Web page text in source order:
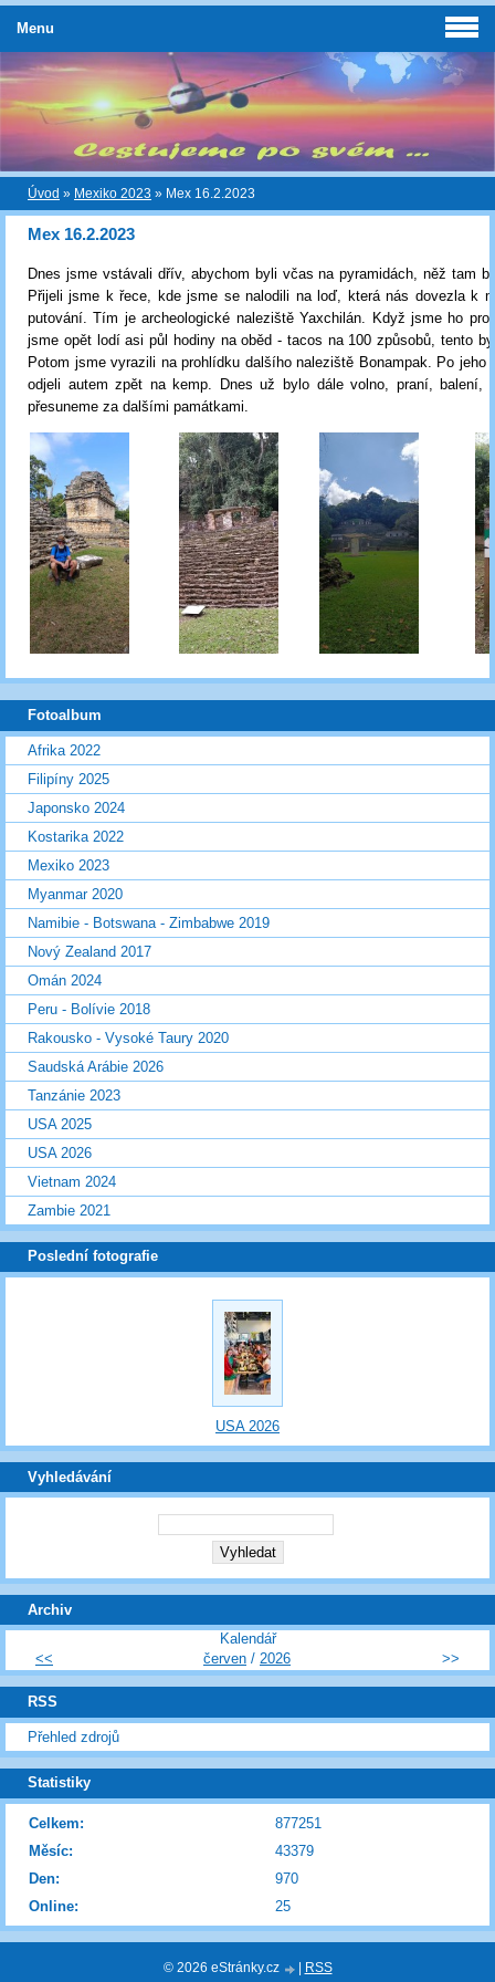
Úvod » Mexiko 2023 » Mex 16.2.2023
Mex 16.2.2023
Dnes jsme vstávali dřív, abychom byli včas na pyramidách, něž tam
Přijeli jsme k řece, kde jsme se nalodili na loď, která nás dovezla k
putování. Tím je archeologické naleziště Yaxchilán. Když jsme ho
jsme opět lodí asi půl hodiny na oběd - tacos na 100 způsobů, tento
Potom jsme vyrazili na prohlídku dalšího naleziště Bonampak. Po jeho
odjeli autem zpět na kemp. Dnes už bylo dále volno, praní, balení,
přesuneme za dalšími památkami.
Menu
Fotoalbum
Afrika 2022
Filipíny 2025
Japonsko 2024
Kostarika 2022
Mexiko 2023
Myanmar 2020
Namibie - Botswana - Zimbabwe 2019
Nový Zealand 2017
Omán 2024
Peru - Bolívie 2018
Rakousko - Vysoké Taury 2020
Saudská Arábie 2026
Tanzánie 2023
USA 2025
USA 2026
Vietnam 2024
Zambie 2021
Poslední fotografie
USA 2026
Vyhledávání
Archiv
Kalendář
<<
červen / 2026 >>
RSS
Přehled zdrojů
Statistiky
Online: 25
Celkem:
877251
Měsíc:
43379
Den:
970
© 2026 eStránky.cz RSS